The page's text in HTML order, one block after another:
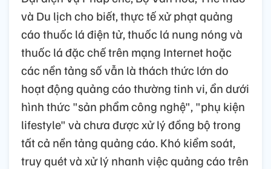
và Du lịch cho biết, thực tế xử phạt quảng
cáo thuốc lá điện tử, thuốc lá nung nóng và
thuốc lá đặc chế trên mạng Internet hoặc
các nền tảng số vẫn là thách thức lớn do
hoạt động quảng cáo thường tinh vi, ẩn dưới
hình thức "sản phẩm công nghệ", "phụ kiện
lifestyle" và chưa được xử lý đồng bộ trong
tất cả nền tảng quảng cáo. Khó kiểm soát,
truy quét và xử lý nhanh việc quảng cáo trên